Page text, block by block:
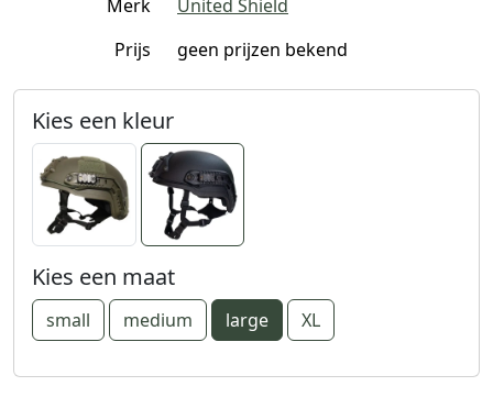
Merk
United Shield
Prijs
geen prijzen bekend
Kies een kleur
Kies een maat
small medium large XL